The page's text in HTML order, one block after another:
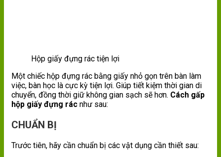
Hộp giấy đựng rác tiện lợi
Một chiếc hộp đựng rác bằng giấy nhỏ gọn trên bàn làm
việc, bàn học là cực kỳ tiện lợi. Giúp tiết kiệm thời gian di
chuyển, đồng thời giữ không gian sạch sẽ hơn. Cách gấp
hộp giấy đựng rác như sau:
CHUẨN BỊ
Trước tiên, hãy cần chuẩn bị các vật dụng cần thiết sau: